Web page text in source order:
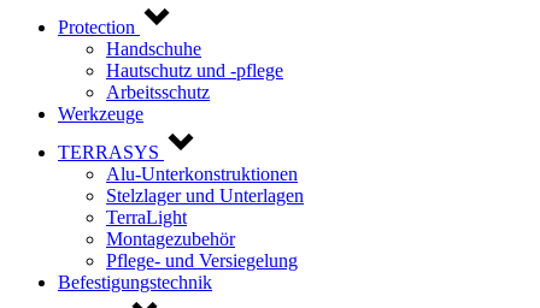
Protection
Handschuhe
Hautschutz und -pflege
Arbeitsschutz
Werkzeuge
TERRASYS
Alu-Unterkonstruktionen
Stelzlager und Unterlagen
TerraLight
Montagezubehör
Pflege- und Versiegelung
Befestigungstechnik